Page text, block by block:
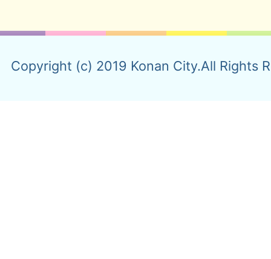
Copyright (c) 2019 Konan City.All Rights